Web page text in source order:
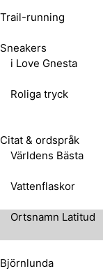
Trail-running
Sneakers
i Love Gnesta
Roliga tryck
Citat & ordspråk
Världens Bästa
Vattenflaskor
Ortsnamn Latitud
Björnlunda